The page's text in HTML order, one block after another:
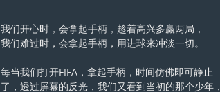
我们开心时，会拿起手柄，趁着高兴多赢两局，
我们难过时，会拿起手柄，用进球来冲淡一切。
每当我们打开FIFA，拿起手柄，时间仿佛即可静止
了，透过屏幕的反光，我们又看到当初的那个少年，